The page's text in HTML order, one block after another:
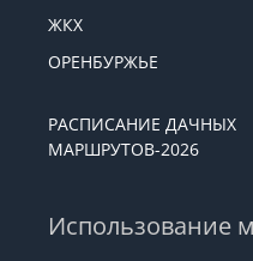
ЖКХ
ОРЕНБУРЖЬЕ
РАСПИСАНИЕ ДАЧНЫХ
МАРШРУТОВ-2026
Использование